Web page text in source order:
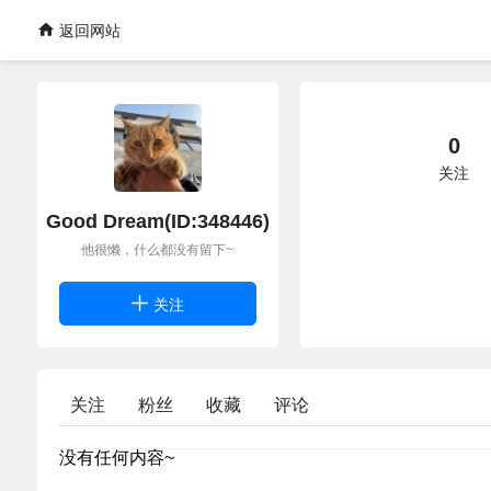
返回网站
Good Dream(ID:348446)
他很懒，什么都没有留下~
关注
0
关注
关注 粉丝 收藏 评论
没有任何内容~